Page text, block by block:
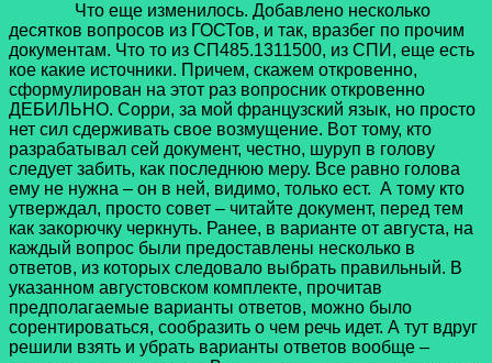
Что еще изменилось. Добавлено несколько
десятков вопросов из ГОСТов, и так, вразбег по прочим
документам. Что то из СП485.1311500, из СПИ, еще есть
кое какие источники. Причем, скажем откровенно,
сформулирован на этот раз вопросник откровенно
ДЕБИЛЬНО. Сорри, за мой французский язык, но просто
нет сил сдерживать свое возмущение. Вот тому, кто
разрабатывал сей документ, честно, шуруп в голову
следует забить, как последнюю меру. Все равно голова
ему не нужна – он в ней, видимо, только ест. А тому кто
утверждал, просто совет – читайте документ, перед тем
как закорючку черкнуть. Ранее, в варианте от августа, на
каждый вопрос были предоставлены несколько в
ответов, из которых следовало выбрать правильный. В
указанном августовском комплекте, прочитав
предполагаемые варианты ответов, можно было
сорентироваться, сообразить о чем речь идет. А тут вдруг
решили взять и убрать варианты ответов вообще –